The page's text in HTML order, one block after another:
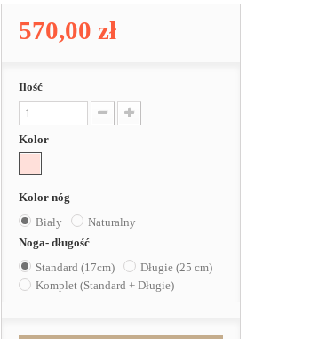
570,00 zł
Ilość
Kolor
Kolor nóg
Biały
Naturalny
Noga- długość
Standard (17cm)
Długie (25 cm)
Komplet (Standard + Długie)